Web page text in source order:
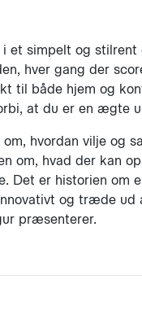
et simpelt og stilrent
hver gang der
til både hjem og
at du er en ægte
hvordan vilje og
om, hvad der kan
Det er historien om
og træde ud
præsenterer.